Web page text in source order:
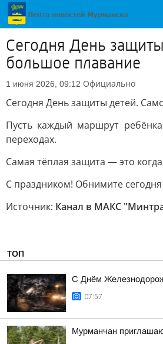
Сегодня День
большое плавание
1 июня 2026, 09:12 Официально
Сегодня День защиты детей.
Пусть каждый маршрут
переходах.
Самая тёплая защита — это
С праздником! Обнимите
Источник: Канал в МАКС
ТОП
С Днём
07:57
Мурманчан